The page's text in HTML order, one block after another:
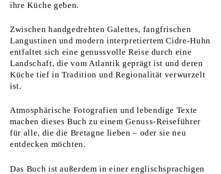
ihre Küche geben.
Zwischen handgedrehten Galettes, fangfrischen
Langustinen und modern interpretiertem Cidre-Huhn
entfaltet sich eine genussvolle Reise durch eine
Landschaft, die vom Atlantik geprägt ist und deren
Küche tief in Tradition und Regionalität verwurzelt
ist.
Atmosphärische Fotografien und lebendige Texte
machen dieses Buch zu einem Genuss-Reiseführer
für alle, die die Bretagne lieben – oder sie neu
entdecken möchten.
Das Buch ist außerdem in einer englischsprachigen